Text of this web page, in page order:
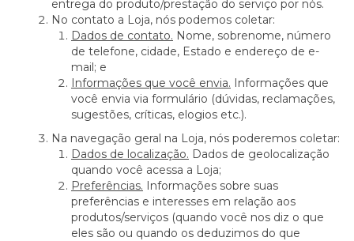
entrega do produto/prestação do serviço por nós.
No contato a Loja, nós podemos coletar:
Dados de contato. Nome, sobrenome, número
de telefone, cidade, Estado e endereço de e-
mail; e
Informações que você envia. Informações que
você envia via formulário (dúvidas, reclamações,
sugestões, críticas, elogios etc.).
Na navegação geral na Loja, nós poderemos coletar:
Dados de localização. Dados de geolocalização
quando você acessa a Loja;
Preferências. Informações sobre suas
preferências e interesses em relação aos
produtos/serviços (quando você nos diz o que
eles são ou quando os deduzimos do que